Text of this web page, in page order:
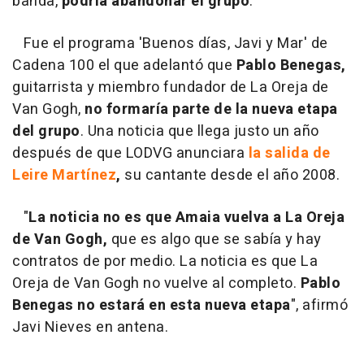
Fue el programa 'Buenos días, Javi y Mar' de
Cadena 100 el que adelantó que Pablo Benegas,
guitarrista y miembro fundador de La Oreja de
Van Gogh, no formaría parte de la nueva etapa
del grupo. Una noticia que llega justo un año
después de que LODVG anunciara la salida de
Leire Martínez, su cantante desde el año 2008.
"La noticia no es que Amaia vuelva a La Oreja
de Van Gogh, que es algo que se sabía y hay
contratos de por medio. La noticia es que La
Oreja de Van Gogh no vuelve al completo. Pablo
Benegas no estará en esta nueva etapa", afirmó
Javi Nieves en antena.